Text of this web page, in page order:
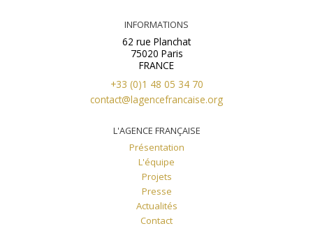
INFORMATIONS
62 rue Planchat
75020 Paris
FRANCE
+33 (0)1 48 05 34 70
contact@lagencefrancaise.org
L'AGENCE FRANÇAISE
Présentation
L'équipe
Projets
Presse
Actualités
Contact